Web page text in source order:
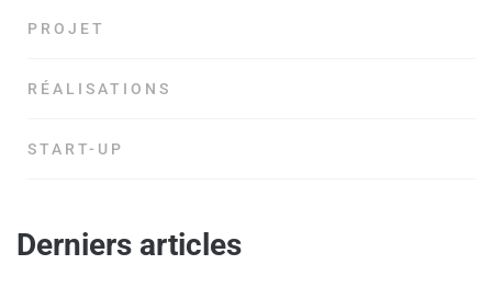
PROJET
RÉALISATIONS
START-UP
Derniers articles